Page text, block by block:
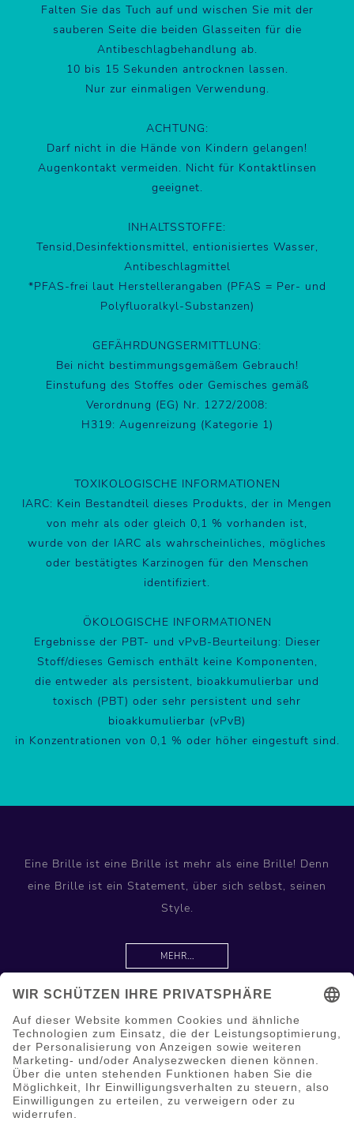
Falten Sie das Tuch auf und wischen Sie mit der
sauberen Seite die beiden Glasseiten für die
Antibeschlagbehandlung ab.
10 bis 15 Sekunden antrocknen lassen.
Nur zur einmaligen Verwendung.
ACHTUNG:
Darf nicht in die Hände von Kindern gelangen!
Augenkontakt vermeiden. Nicht für Kontaktlinsen
geeignet.
INHALTSSTOFFE:
Tensid,Desinfektionsmittel, entionisiertes Wasser,
Antibeschlagmittel
*PFAS-frei laut Herstellerangaben (PFAS = Per- und
Polyfluoralkyl-Substanzen)
GEFÄHRDUNGSERMITTLUNG:
Bei nicht bestimmungsgemäßem Gebrauch!
Einstufung des Stoffes oder Gemisches gemäß
Verordnung (EG) Nr. 1272/2008:
H319: Augenreizung (Kategorie 1)
TOXIKOLOGISCHE INFORMATIONEN
IARC: Kein Bestandteil dieses Produkts, der in Mengen
von mehr als oder gleich 0,1 % vorhanden ist,
wurde von der IARC als wahrscheinliches, mögliches
oder bestätigtes Karzinogen für den Menschen
identifiziert.
ÖKOLOGISCHE INFORMATIONEN
Ergebnisse der PBT- und vPvB-Beurteilung: Dieser
Stoff/dieses Gemisch enthält keine Komponenten,
die entweder als persistent, bioakkumulierbar und
toxisch (PBT) oder sehr persistent und sehr
bioakkumulierbar (vPvB)
in Konzentrationen von 0,1 % oder höher eingestuft sind.
Eine Brille ist eine Brille ist mehr als eine Brille! Denn
eine Brille ist ein Statement, über sich selbst, seinen
Style.
MEHR...
Information
Hilfe & Service